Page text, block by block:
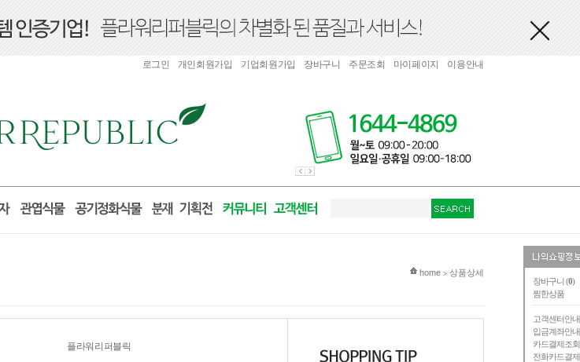
장바구니 (0)
찜한상품
고객센터안내
입금계좌안내
카드결제조회
전화카드결제
로그인 개인회원가입 기업회원가입 장바구니 주문조회 마이페이지 이용안내
현재 위치
home > 상품상세
플라워리퍼블릭